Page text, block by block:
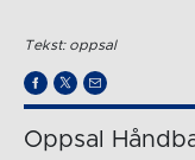
Tekst: oppsal
Oppsal